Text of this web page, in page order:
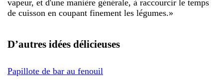
vapeur, et d'une manière générale, à raccourcir le temps
de cuisson en coupant finement les légumes.»
D’autres idées délicieuses
Papillote de bar au fenouil